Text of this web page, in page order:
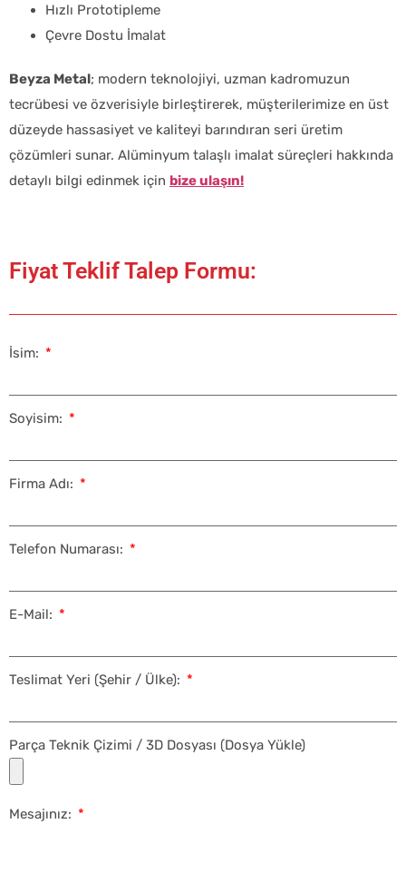
Hızlı Prototipleme
Çevre Dostu İmalat
Beyza Metal; modern teknolojiyi, uzman kadromuzun
tecrübesi ve özverisiyle birleştirerek, müşterilerimize en üst
düzeyde hassasiyet ve kaliteyi barındıran seri üretim
çözümleri sunar. Alüminyum talaşlı imalat süreçleri hakkında
detaylı bilgi edinmek için bize ulaşın!
Fiyat Teklif Talep Formu:
İsim:
Soyisim:
Firma Adı:
Telefon Numarası:
E-Mail:
Teslimat Yeri (Şehir / Ülke):
Parça Teknik Çizimi / 3D Dosyası (Dosya Yükle)
Mesajınız: